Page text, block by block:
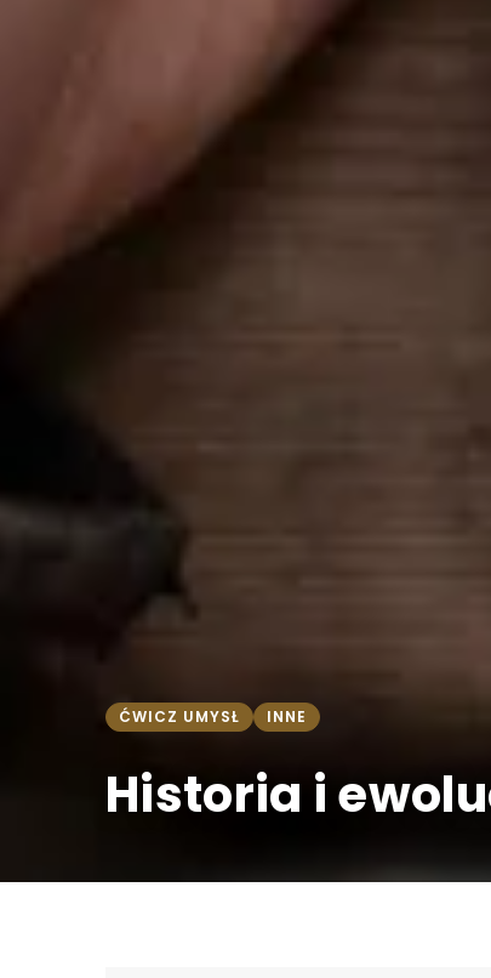
ĆWICZ UMYSŁ INNE
Historia i